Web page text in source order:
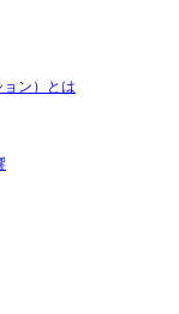
ン）とは